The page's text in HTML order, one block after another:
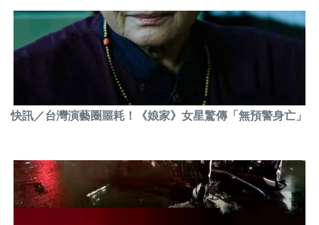
快訊／台灣演藝圈噩耗！《娘家》女星驚傳「無預警身亡」